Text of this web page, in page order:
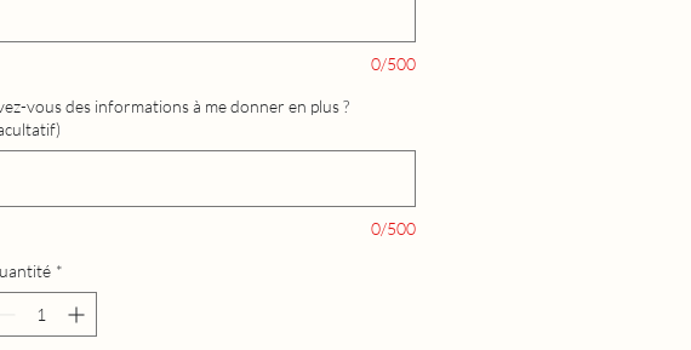
0/500
vous des informations à me donner en plus ?
0/500
*